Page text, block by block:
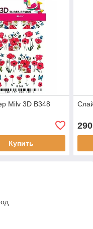
Milv 3D B348
Купить
290